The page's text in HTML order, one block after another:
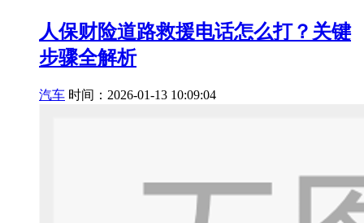
人保财险道路救援电话怎么打？关键
步骤全解析
汽车 时间：2026-01-13 10:09:04